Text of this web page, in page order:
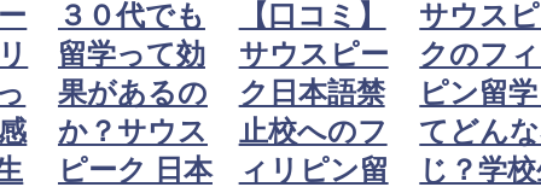
３０代でも
留学って効
果があるの
か？サウス
ピーク 日本
【口コミ】
サウスピー
ク日本語禁
止校へのフ
ィリピン留
サウス
クのフ
ピン留
てどん
じ？学